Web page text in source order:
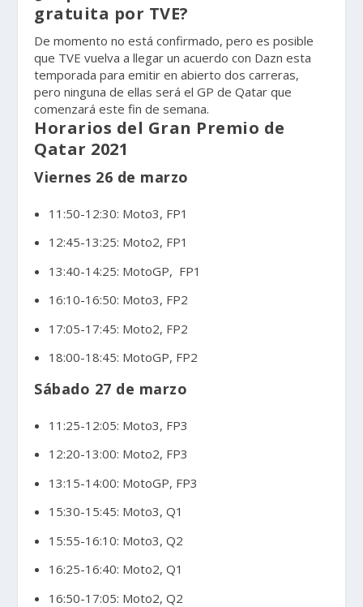
gratuita por TVE?
De momento no está confirmado, pero es posible
que TVE vuelva a llegar un acuerdo con Dazn esta
temporada para emitir en abierto dos carreras,
pero ninguna de ellas será el GP de Qatar que
comenzará este fin de semana.
Horarios del Gran Premio de
Qatar 2021
Viernes 26 de marzo
11:50-12:30: Moto3, FP1
12:45-13:25: Moto2, FP1
13:40-14:25: MotoGP, FP1
16:10-16:50: Moto3, FP2
17:05-17:45: Moto2, FP2
18:00-18:45: MotoGP, FP2
Sábado 27 de marzo
11:25-12:05: Moto3, FP3
12:20-13:00: Moto2, FP3
13:15-14:00: MotoGP, FP3
15:30-15:45: Moto3, Q1
15:55-16:10: Moto3, Q2
16:25-16:40: Moto2, Q1
16:50-17:05: Moto2, Q2